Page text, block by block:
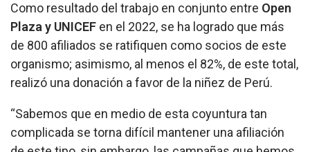
Como resultado del trabajo en conjunto entre Open
Plaza y UNICEF en el 2022, se ha logrado que más
de 800 afiliados se ratifiquen como socios de este
organismo; asimismo, al menos el 82%, de este total,
realizó una donación a favor de la niñez de Perú.
“Sabemos que en medio de esta coyuntura tan
complicada se torna difícil mantener una afiliación